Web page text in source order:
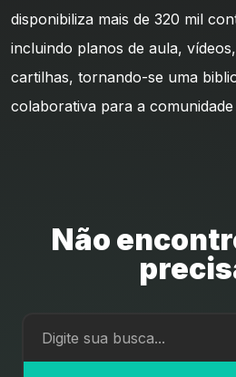
disponibiliza mais de 320 mil
incluindo planos de aula,
cartilhas, tornando-se uma
colaborativa para a
Não